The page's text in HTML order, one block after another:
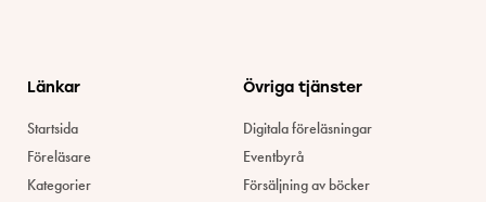
Länkar
Startsida
Föreläsare
Kategorier
Övriga tjänster
Digitala föreläsningar
Eventbyrå
Försäljning av böcker